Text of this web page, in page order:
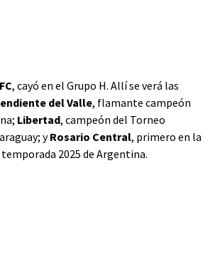
, cayó en el Grupo H. Allí se verá las
del Valle, flamante campeón
Libertad, campeón del Torneo
yRosario Central, primero en la
2025 de Argentina.